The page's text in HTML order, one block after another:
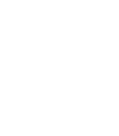
Я.М.